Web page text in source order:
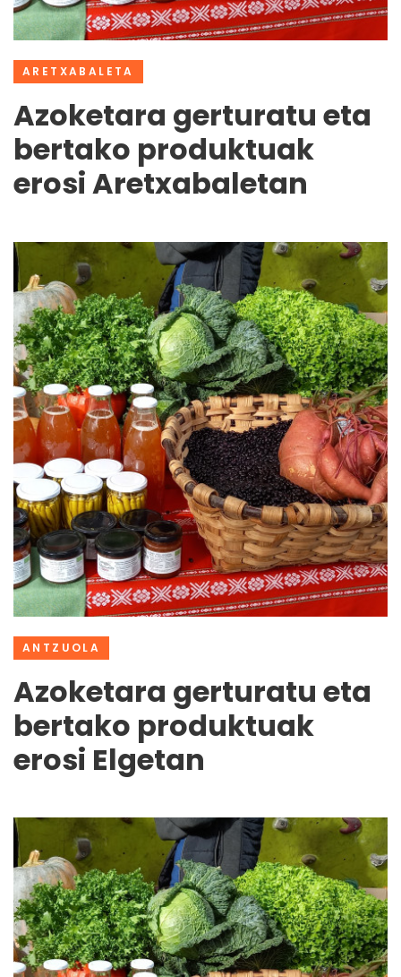
ARETXABALETA
Azoketara gerturatu eta
bertako produktuak
erosi Aretxabaletan
ANTZUOLA
Azoketara gerturatu eta
bertako produktuak
erosi Elgetan